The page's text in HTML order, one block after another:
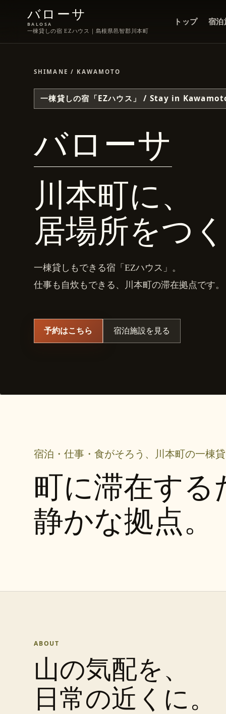
バローサ
BALOSA
一棟貸しの宿 EZハウス
｜島根県邑智郡川本町
トップ 宿泊
SHIMANE / KAWAMOTO
一棟貸しの宿「EZハウス」 / Stay in
バローサ
川本町に、
居場所をつ
一棟貸しもできる宿「EZハウス」。
仕事も自炊もできる、川本町の滞在拠点です。
予約はこちら 宿泊施設を見る
宿泊・仕事・食がそろう、川本町の一棟
町に滞在する
静かな拠点。
ABOUT
山の気配を、
日常の近くに。